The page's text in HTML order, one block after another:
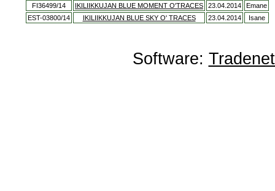
FI36499/14
IKILIIKKUJAN BLUE MOMENT O'TRACES 23.04.2014
Emane
EST-03800/14
IKILIIKKUJAN BLUE SKY O' TRACES 23.04.2014 Isane
Software: